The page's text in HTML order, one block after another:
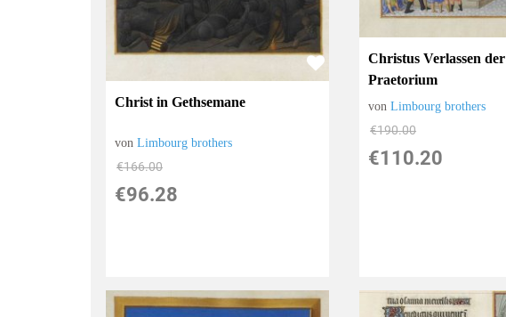
Christ in Gethsemane
vonLimbourg brothers
€166.00
€96.28
Christus Verlassen der
Praetorium
vonLimbourg brothers
€190.00
€110.20